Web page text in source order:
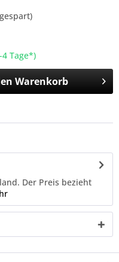
Tage*)
Warenkorb
Der Preis bezieht